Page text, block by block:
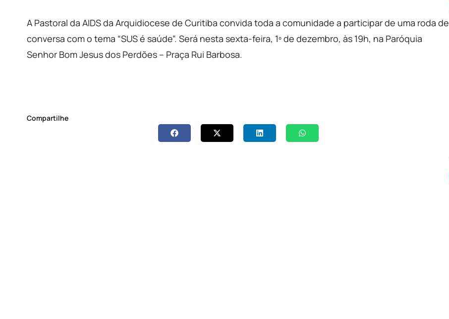
A Pastoral da AIDS da Arquidiocese de Curitiba convida toda a comunidade a participar de uma roda de
conversa com o tema “SUS é saúde”. Será nesta sexta-feira, 1º de dezembro, às 19h, na Paróquia
Senhor Bom Jesus dos Perdões – Praça Rui Barbosa.
Compartilhe